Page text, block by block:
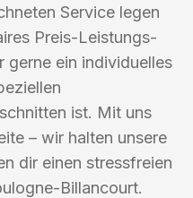
Service legen
Preis-Leistungs-
gerne ein individuelles
ist. Mit uns
– wir halten unsere
dir einen stressfreien
Billancourt.